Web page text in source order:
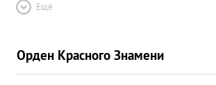
Ещё
Орден Красного Знамени